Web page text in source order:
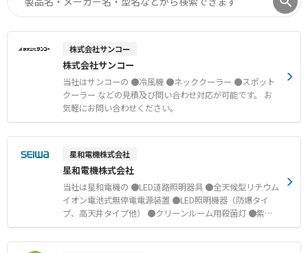
株式会社サンコー
株式会社サンコー
当社はサンコーの ●冷風機 ●ネッククーラー ●スポット
クーラー などの見積及び問い合わせ対応が可能です。 お
気軽にお問い合わせください。
星和電機株式会社
星和電機株式会社
当社は星和電機の ●LED道路照明器具 ●全天候型リチウム
イオン電池式無停電電源装置 ●LED照明機器（防爆タイ
プ、高天井タイプ他） ●クリーンルーム用殺菌灯 ●紫外
線除菌装置 ●間接照射型空気除菌装置 ●遮熱シート『Mirr
or Star』 ●防爆形サインLED灯器具『PZBPシリーズ』 ●